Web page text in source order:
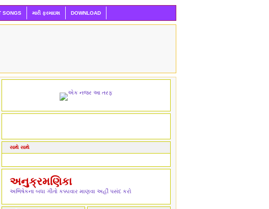
SONGS મારી ફરમાઇશ DOWNLOAD
સાથે સાથે
અનુક્રમણિકા
અભિષેકના બધા ગીતો કક્કાવાર માણવા અહીં પસંદ કરો